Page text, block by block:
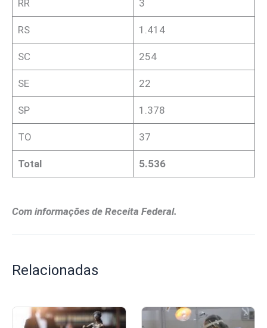
RR 3
RS 1.414
SC 254
SE 22
SP 1.378
TO 37
Total 5.536
Com informações de Receita Federal.
Relacionadas